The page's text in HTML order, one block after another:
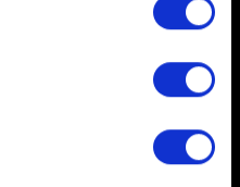
your geographical
actively scanning it for
personal data is processed